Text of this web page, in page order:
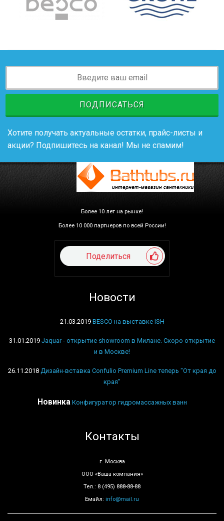
ПОДПИСАТЬСЯ
Хотите получать актуальные остатки, прайс-листы и
акции? Подпишитесь на канал! Мы не спамим!
Более 10 лет на рынке!
Более 10 000 партнеров по всей России!
Поделиться
Новости
21.03.2019 BESCO на выставке ISH
31.01.2019 Jaquar - открытие showroom в Милане. Скоро открытие
и в Москве!
26.11.2018 Дизайн-вставка Confulio Premium Line теперь "От края до
края"
Новинка Конфигуратор гидромассажных ванн
Контакты
г. Москва
ООО «Ваша компания»
Тел.: 8 (495) 888-88-88
Емайл: info@mail.ru